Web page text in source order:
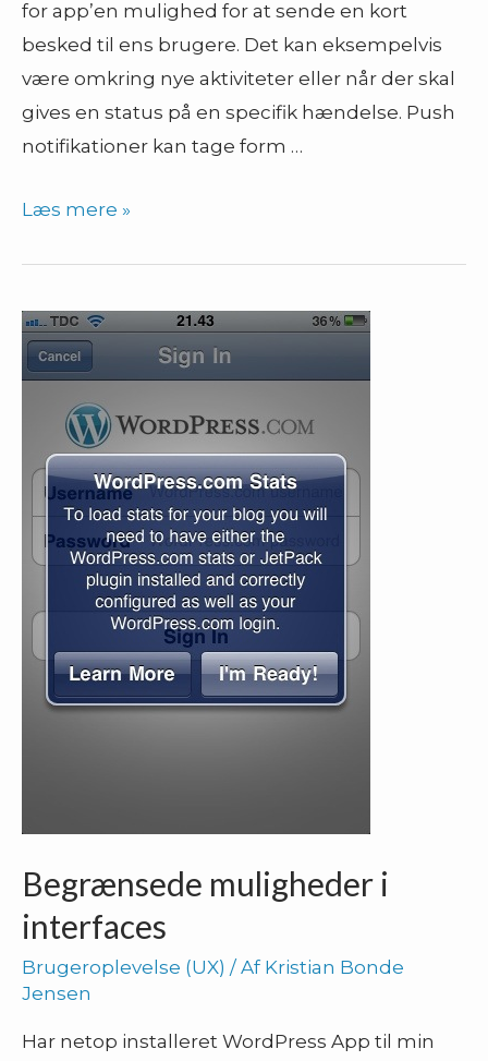
for app’en mulighed for at sende en kort
besked til ens brugere. Det kan eksempelvis
være omkring nye aktiviteter eller når der skal
gives en status på en specifik hændelse. Push
notifikationer kan tage form …
Mobile
hvornår
bør
man
bruge
push
meddelelser?
Læs mere »
Begrænsede muligheder i
interfaces
Brugeroplevelse (UX) / Af Kristian Bonde
Jensen
Har netop installeret WordPress App til min